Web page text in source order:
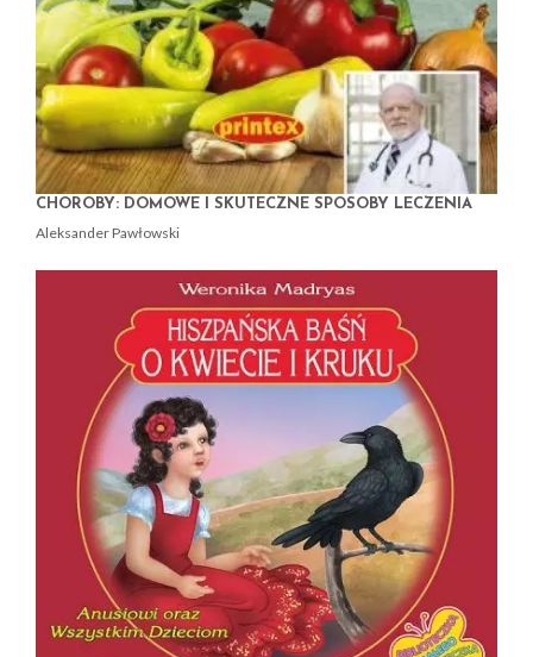
CHOROBY: DOMOWE I SKUTECZNE SPOSOBY LECZENIA
Aleksander Pawłowski